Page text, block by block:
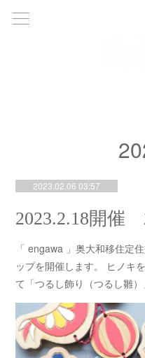
2023.02.06 03:57
「 engawa 」奥大和移住定
ップを開催します。 ヒノキ
て「つるし飾り（つるし雛